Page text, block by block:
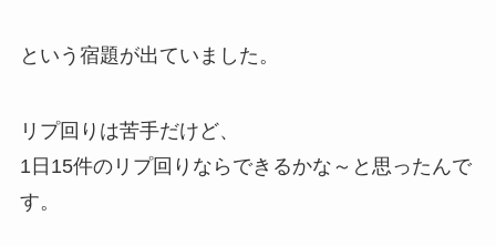
という宿題が出ていました。
リプ回りは苦手だけど、
1日15件のリプ回りならできるかな～と思ったんで
す。